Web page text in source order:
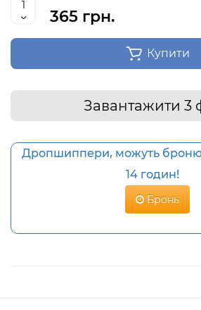
365 грн.
Купити
Завантажити 3
Дропшиппери, можуть
14 годин!
Бронь